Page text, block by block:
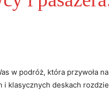
w podróż, która przywoła
klasycznych deskach